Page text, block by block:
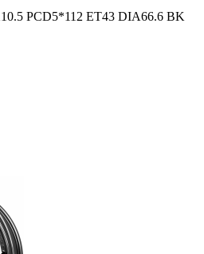
PCD5*112 ET43 DIA66.6 BK